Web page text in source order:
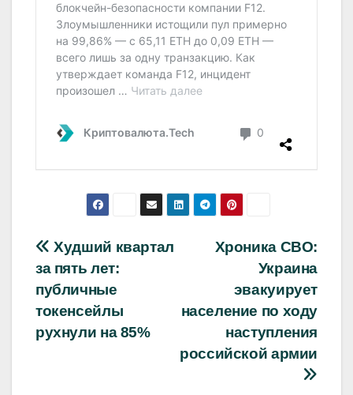
Навигация
по
записям
Хроника СВО:
Украина
эвакуирует
население по ходу
наступления
российской армии
Худший квартал
за пять лет:
публичные
токенсейлы
рухнули на 85%